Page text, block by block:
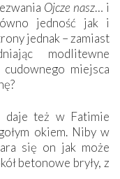
Ojcze nasz… i
jedność jak i
jednak – zamiast
modlitewne
miejsca
daje też w Fatimie
okiem. Niby w
się on jak może
betonowe bryły, z